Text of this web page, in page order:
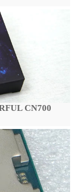
CN700